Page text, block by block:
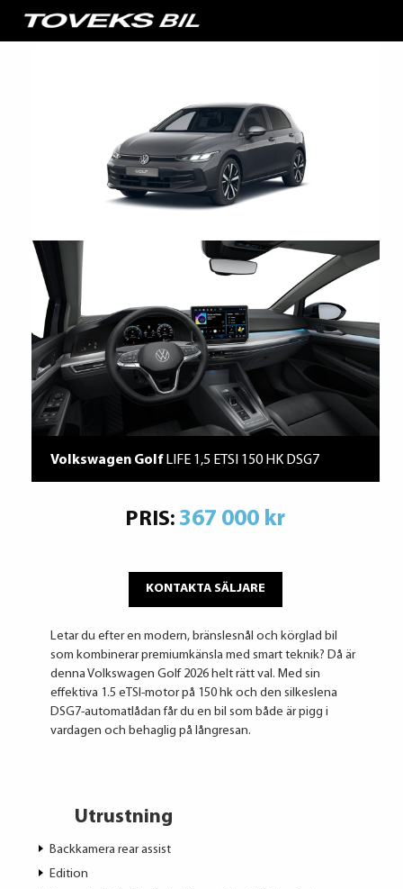
Startsida Sök bilar i lager Volkswagen Golf
Volkswagen GolfLIFE 1,5 ETSI 150 HK DSG7
PRIS: 367 000 kr
KONTAKTA SÄLJARE
Letar du efter en modern, bränslesnål och körglad bil
som kombinerar premiumkänsla med smart teknik? Då är
denna Volkswagen Golf 2026 helt rätt val. Med sin
effektiva 1.5 eTSI-motor på 150 hk och den silkeslena
DSG7-automatlådan får du en bil som både är pigg i
vardagen och behaglig på långresan.
Utrustning
Backkamera rear assist
Edition